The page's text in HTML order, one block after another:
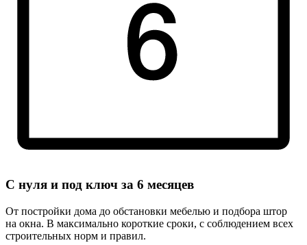
С нуля и под ключ за 6 месяцев
От постройки дома до обстановки мебелью и подбора штор
на окна. В максимально короткие сроки, с соблюдением всех
строительных норм и правил.